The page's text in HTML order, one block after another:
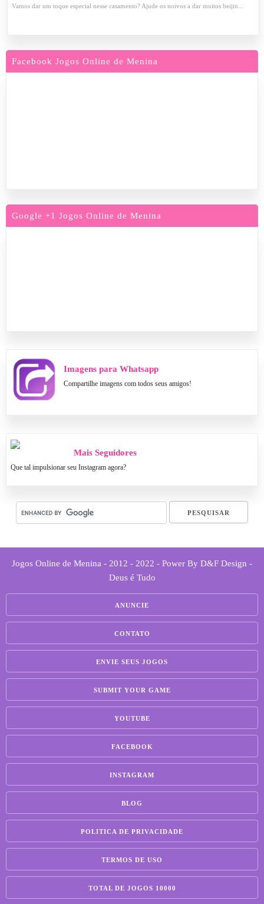
Vamos dar um toque especial nesse casamento? Ajude os noivos a dar muitos beijin...
Facebook Jogos Online de Menina
Google +1 Jogos Online de Menina
Imagens para Whatsapp
Compartilhe imagens com todos seus amigos!
Mais Seguidores
Que tal impulsionar seu Instagram agora?
Jogos Online de Menina - 2012 - 2022 - Power By D&F Design -
Deus é Tudo
ANUNCIE
CONTATO
ENVIE SEUS JOGOS
SUBMIT YOUR GAME
YOUTUBE
FACEBOOK
INSTAGRAM
BLOG
POLITICA DE PRIVACIDADE
TERMOS DE USO
TOTAL DE JOGOS 10000